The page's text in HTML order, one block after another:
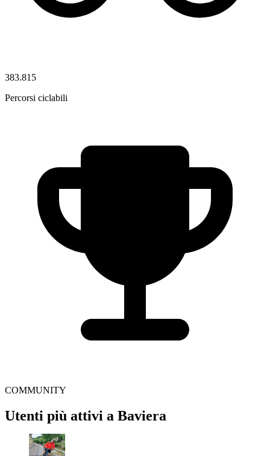
383.815
Percorsi ciclabili
COMMUNITY
Utenti più attivi a Baviera